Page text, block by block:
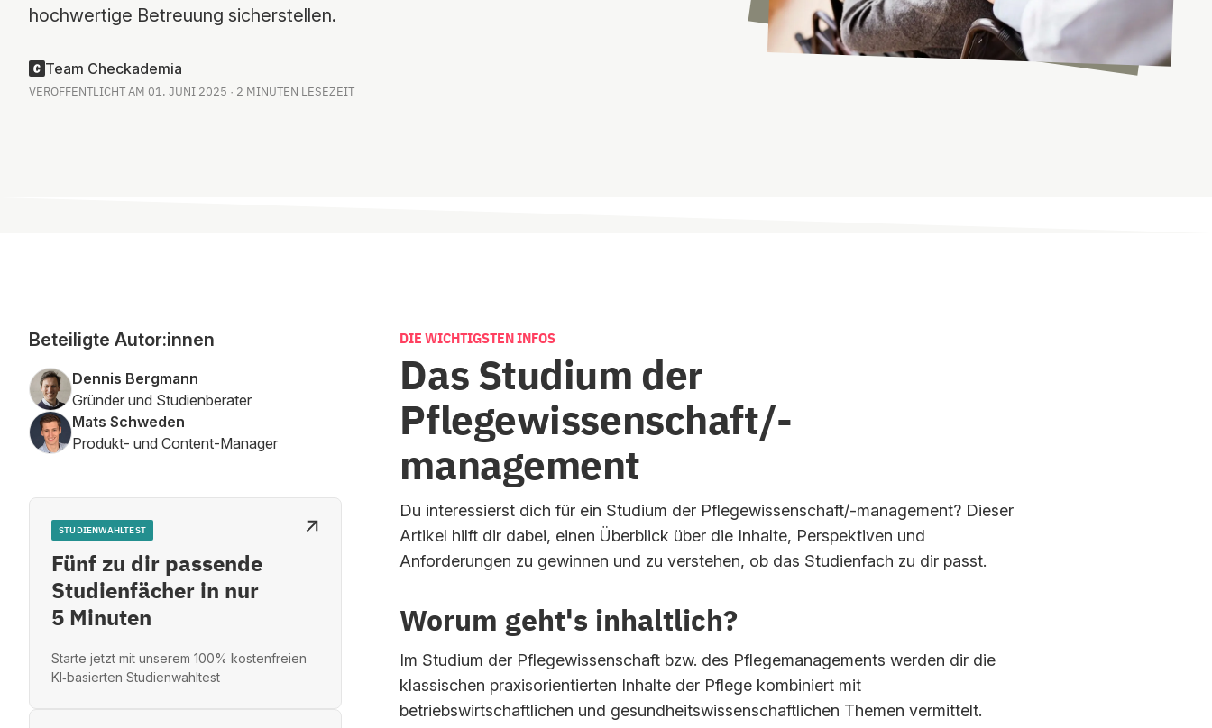
hochwertige Betreuung sicherstellen.
Team Checkademia
VERÖFFENTLICHT AM 01. JUNI 2025 · 2 MINUTEN LESEZEIT
Beteiligte Autor:innen
Dennis Bergmann
Gründer und Studienberater
Mats Schweden
Produkt- und Content-Manager
DIE WICHTIGSTEN INFOS
Das Studium der
Pflegewissenschaft/-
management
Du interessierst dich für ein Studium der Pflegewissenschaft/-management? Dieser
Artikel hilft dir dabei, einen Überblick über die Inhalte, Perspektiven und
Anforderungen zu gewinnen und zu verstehen, ob das Studienfach zu dir passt.
Worum geht's inhaltlich?
Im Studium der Pflegewissenschaft bzw. des Pflegemanagements werden dir die
klassischen praxisorientierten Inhalte der Pflege kombiniert mit
betriebswirtschaftlichen und gesundheitswissenschaftlichen Themen vermittelt.
STUDIENWAHLTEST
Fünf zu dir passende
Studienfächer in nur
5 Minuten
Starte jetzt mit unserem 100% kostenfreien
KI‑basierten Studienwahltest